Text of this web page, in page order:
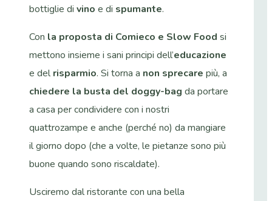
bottiglie di vino e di spumante.
Con la proposta di Comieco e Slow Food si
mettono insieme i sani principi dell’educazione
e delrisparmio. Si torna a non sprecare più, a
chiedere la busta del doggy-bag da portare
a casa per condividere con i nostri
quattrozampe e anche (perché no) da mangiare
il giorno dopo (che a volte, le pietanze sono più
buone quando sono riscaldate).
Usciremo dal ristorante con una bella